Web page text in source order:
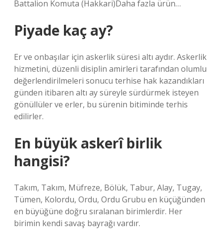
Battalion Komuta (Hakkari)Daha fazla ürün…
Piyade kaç ay?
Er ve onbaşılar için askerlik süresi altı aydır. Askerlik
hizmetini, düzenli disiplin amirleri tarafından olumlu
değerlendirilmeleri sonucu terhise hak kazandıkları
günden itibaren altı ay süreyle sürdürmek isteyen
gönüllüler ve erler, bu sürenin bitiminde terhis
edilirler.
En büyük askerî birlik
hangisi?
Takım, Takım, Müfreze, Bölük, Tabur, Alay, Tugay,
Tümen, Kolordu, Ordu, Ordu Grubu en küçüğünden
en büyüğüne doğru sıralanan birimlerdir. Her
birimin kendi savaş bayrağı vardır.